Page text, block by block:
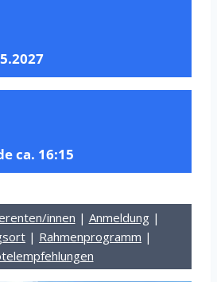
ca. 16:15
innen | Anmeldung|
| Rahmenprogramm |